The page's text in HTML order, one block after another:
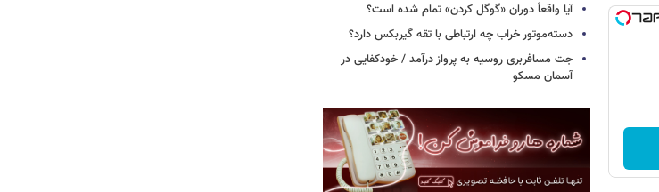
آیا واقعاً دوران «گوگل کردن» تمام شده است؟
دسته‌موتور خراب چه ارتباطی با تقه گیربکس دارد؟
جت مسافربری روسیه به پرواز درآمد / خودکفایی در
آسمان مسکو